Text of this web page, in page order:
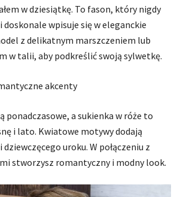
w dziesiątkę. To fason, który nigdy
doskonale wpisuje się w eleganckie
z delikatnym marszczeniem lub
w talii, aby podkreślić swoją sylwetkę.
akcenty
ponadczasowe, a sukienka w róże to
i lato. Kwiatowe motywy dodają
uroku. W połączeniu z
stworzysz romantyczny i modny look.